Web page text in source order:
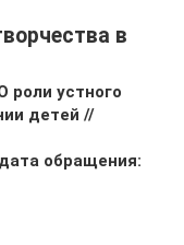
в
роли устного
детей //
обращения: